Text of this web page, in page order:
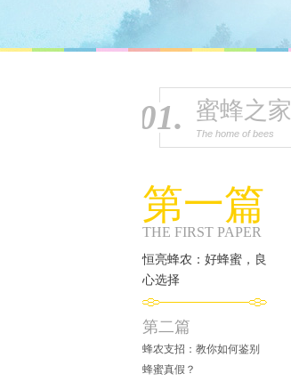
01. 蜜蜂之家
The home of bees
第一篇
THE FIRST PAPER
恒亮蜂农：好蜂蜜，良
心选择
第二篇
蜂农支招：教你如何鉴别
蜂蜜真假？